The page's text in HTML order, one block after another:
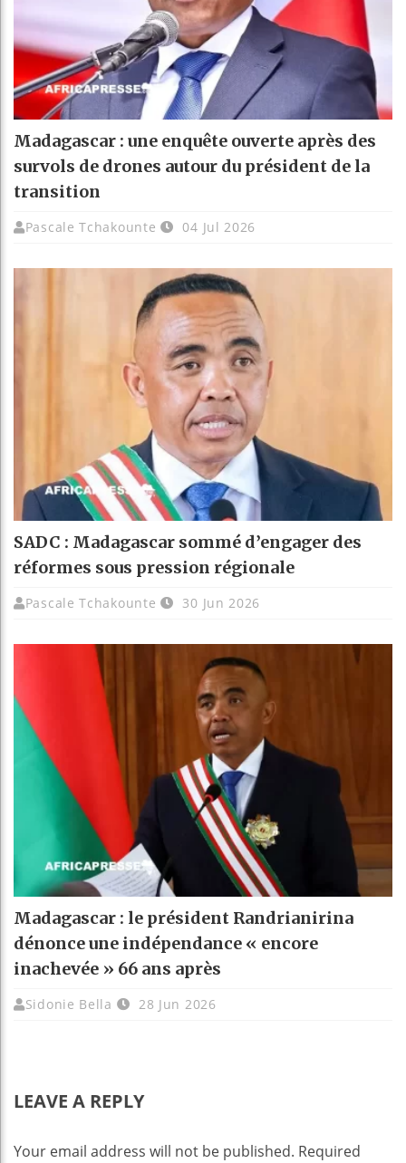
Madagascar : une enquête ouverte après des
survols de drones autour du président de la
transition
Pascale Tchakounte 04 Jul 2026
SADC : Madagascar sommé d’engager des
réformes sous pression régionale
Pascale Tchakounte 30 Jun 2026
Madagascar : le président Randrianirina
dénonce une indépendance « encore
inachevée » 66 ans après
Sidonie Bella 28 Jun 2026
LEAVE A REPLY
Your email address will not be published. Required